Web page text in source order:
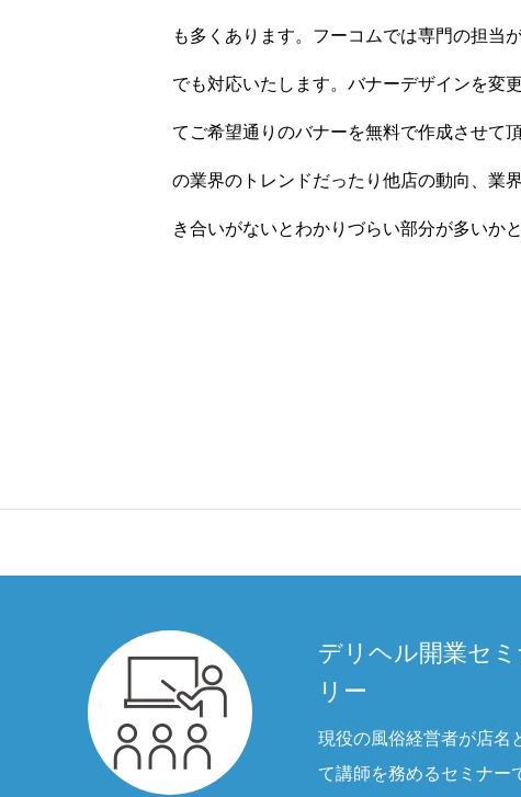
も多くあります。フーコムでは専門の担当
でも対応いたします。バナーデザインを変
てご希望通りのバナーを無料で作成させて
の業界のトレンドだったり他店の動向、業
き合いがないとわかりづらい部分が多いかと
デリヘル開業セ
リー
現役の風俗経営者が店名
て講師を務めるセミナー